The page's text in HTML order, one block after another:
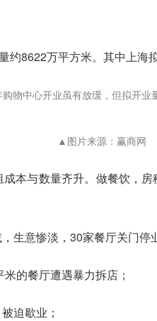
约8622万平方米。其中上海
物中心开业虽有放缓，但拟开业
▲图片来源：赢商网
本与数量齐升。做餐饮，
生意惨淡，30家餐厅关门停
的餐厅遭遇暴力拆店；
迫歇业；